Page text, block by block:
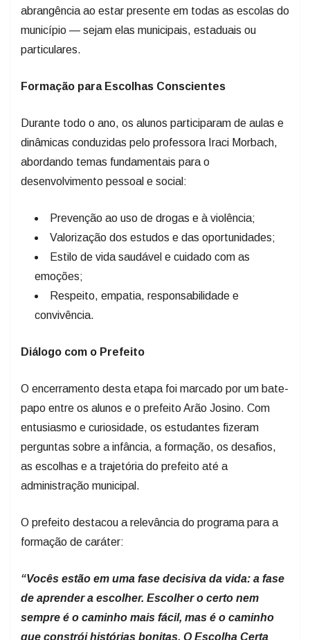
abrangência ao estar presente em todas as escolas do
município — sejam elas municipais, estaduais ou
particulares.
Formação para Escolhas Conscientes
Durante todo o ano, os alunos participaram de aulas e
dinâmicas conduzidas pelo professora Iraci Morbach,
abordando temas fundamentais para o
desenvolvimento pessoal e social:
Prevenção ao uso de drogas e à violência;
Valorização dos estudos e das oportunidades;
Estilo de vida saudável e cuidado com as
emoções;
Respeito, empatia, responsabilidade e
convivência.
Diálogo com o Prefeito
O encerramento desta etapa foi marcado por um bate-
papo entre os alunos e o prefeito Arão Josino. Com
entusiasmo e curiosidade, os estudantes fizeram
perguntas sobre a infância, a formação, os desafios,
as escolhas e a trajetória do prefeito até a
administração municipal.
O prefeito destacou a relevância do programa para a
formação de caráter:
“Vocês estão em uma fase decisiva da vida: a fase
de aprender a escolher. Escolher o certo nem
sempre é o caminho mais fácil, mas é o caminho
que constrói histórias bonitas. O Escolha Certa